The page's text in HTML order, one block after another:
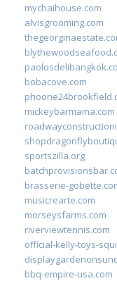
mychaihouse.com
alvisgrooming.com
bobacove.com
mickeybarmama.com
sportszilla.org
brasserie-
musicrearte.com
morseysfarms.com
riverviewtennis.com
official-kelly-toys-
bbq-empire-usa.com